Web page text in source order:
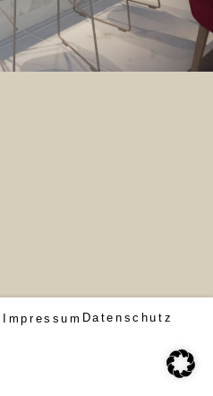
Datenschutz
Impressum